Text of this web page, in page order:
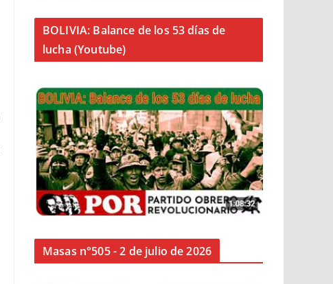
BOLIVIA: Balance de los 53 días de
lucha (Youtube)
Masas n°505 - 2 de julio de 2026